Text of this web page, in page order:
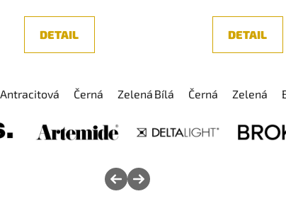
DETAIL
Antracitová Černá Zelená Zlatá Modrá
DETAIL
Bílá Černá Zelená